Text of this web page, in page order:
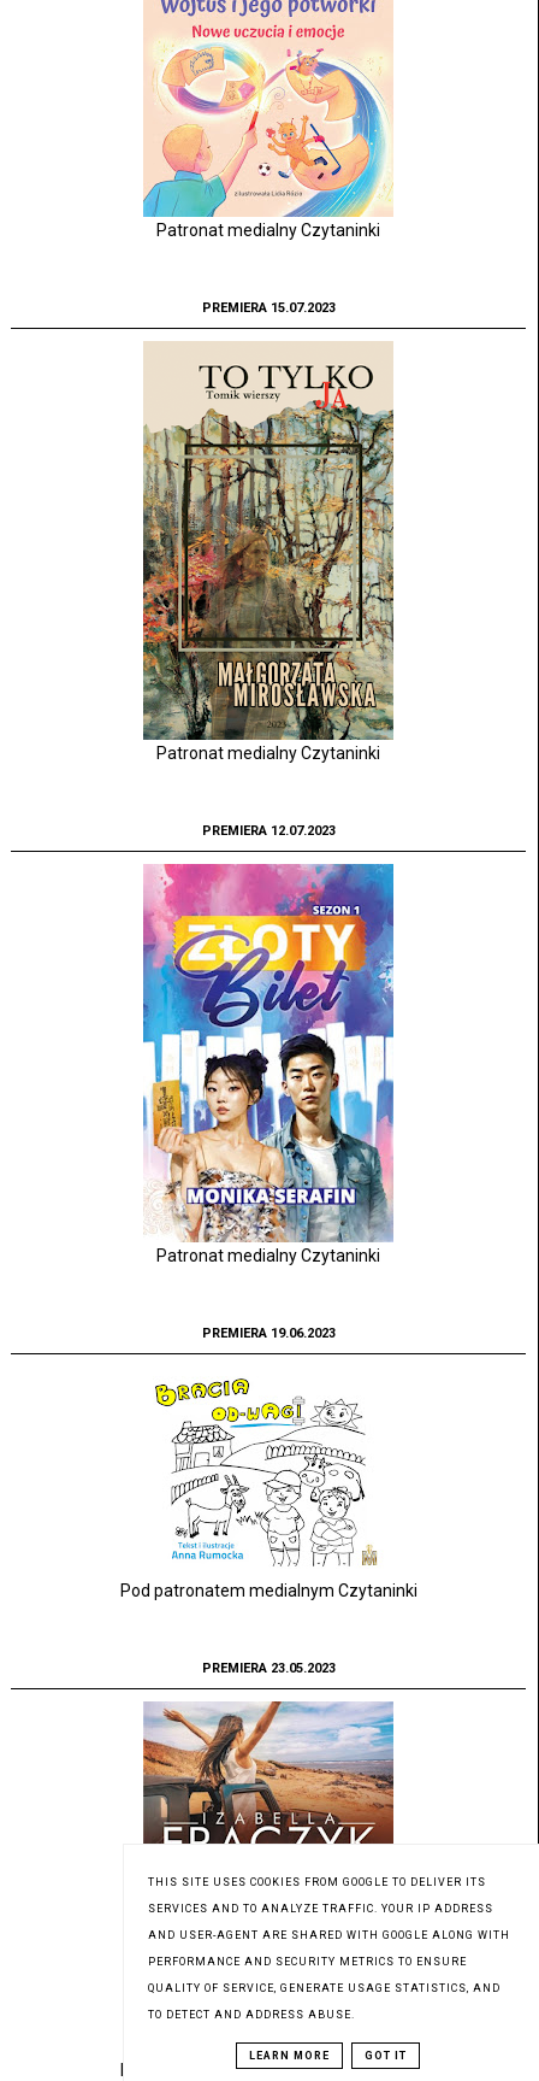
Patronat medialny Czytaninki
PREMIERA 15.07.2023
Patronat medialny Czytaninki
PREMIERA 12.07.2023
Patronat medialny Czytaninki
PREMIERA 19.06.2023
Pod patronatem medialnym Czytaninki
PREMIERA 23.05.2023
Pod patronatem medialnym Czytaninki
THIS SITE USES COOKIES FROM GOOGLE TO DELIVER ITS
SERVICES AND TO ANALYZE TRAFFIC. YOUR IP ADDRESS
AND USER-AGENT ARE SHARED WITH GOOGLE ALONG WITH
PERFORMANCE AND SECURITY METRICS TO ENSURE
QUALITY OF SERVICE, GENERATE USAGE STATISTICS, AND
TO DETECT AND ADDRESS ABUSE.
LEARN MORE GOT IT